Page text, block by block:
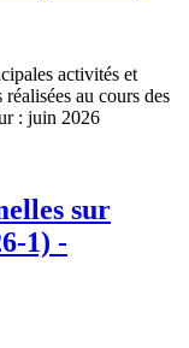
activités et
au cours des
: juin 2026
sur
1) -